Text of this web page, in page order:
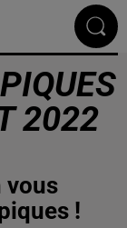
2022
vous
!